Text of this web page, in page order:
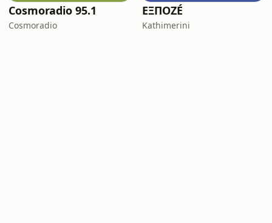
Cosmoradio 95.1
Cosmoradio
ΕΞΠΟΖÉ
Kathimerini